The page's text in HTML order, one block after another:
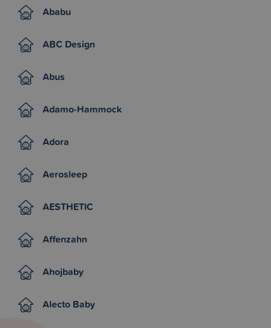
Ababu
ABC Design
Abus
Adamo-Hammock
Adora
Aerosleep
AESTHETIC
Affenzahn
Ahojbaby
Alecto Baby